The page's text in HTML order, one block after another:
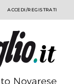
ACCEDI/REGISTRATI